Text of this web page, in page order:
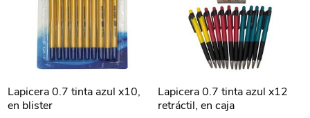
Lapicera 0.7 tinta azul x10,
en blister
Lapicera 0.7 tinta azul x12
retráctil, en caja